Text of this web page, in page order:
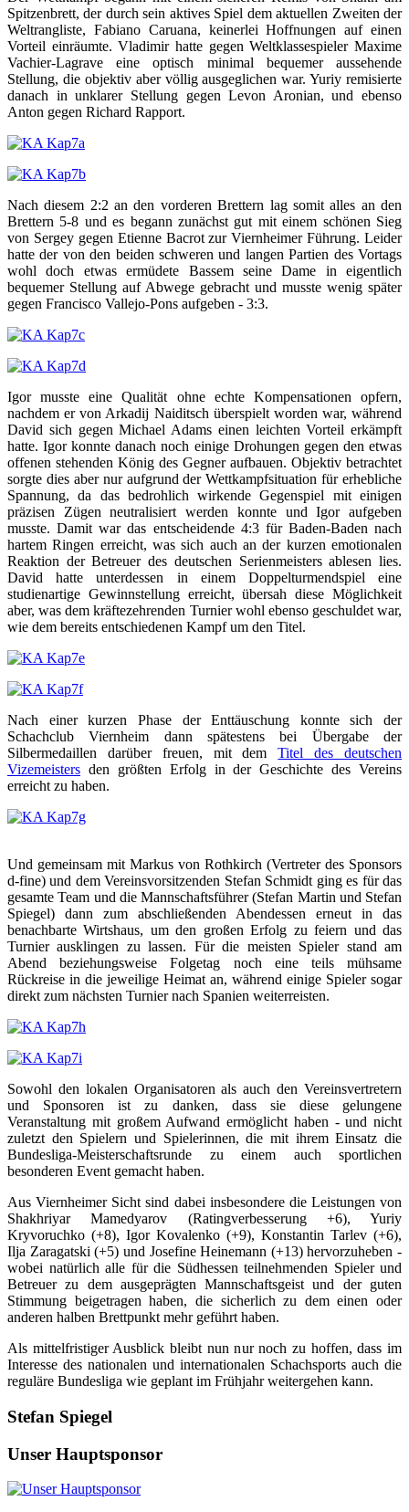
Spitzenbrett, der durch sein aktives Spiel dem aktuellen Zweiten der
Weltrangliste, Fabiano Caruana, keinerlei Hoffnungen auf einen
Vorteil einräumte. Vladimir hatte gegen Weltklassespieler Maxime
Vachier-Lagrave eine optisch minimal bequemer aussehende
Stellung, die objektiv aber völlig ausgeglichen war. Yuriy remisierte
danach in unklarer Stellung gegen Levon Aronian, und ebenso
Anton gegen Richard Rapport.
Nach diesem 2:2 an den vorderen Brettern lag somit alles an den
Brettern 5-8 und es begann zunächst gut mit einem schönen Sieg
von Sergey gegen Etienne Bacrot zur Viernheimer Führung. Leider
hatte der von den beiden schweren und langen Partien des Vortags
wohl doch etwas ermüdete Bassem seine Dame in eigentlich
bequemer Stellung auf Abwege gebracht und musste wenig später
gegen Francisco Vallejo-Pons aufgeben - 3:3.
Igor musste eine Qualität ohne echte Kompensationen opfern,
nachdem er von Arkadij Naiditsch überspielt worden war, während
David sich gegen Michael Adams einen leichten Vorteil erkämpft
hatte. Igor konnte danach noch einige Drohungen gegen den etwas
offenen stehenden König des Gegner aufbauen. Objektiv betrachtet
sorgte dies aber nur aufgrund der Wettkampfsituation für erhebliche
Spannung, da das bedrohlich wirkende Gegenspiel mit einigen
präzisen Zügen neutralisiert werden konnte und Igor aufgeben
musste. Damit war das entscheidende 4:3 für Baden-Baden nach
hartem Ringen erreicht, was sich auch an der kurzen emotionalen
Reaktion der Betreuer des deutschen Serienmeisters ablesen lies.
David hatte unterdessen in einem Doppelturmendspiel eine
studienartige Gewinnstellung erreicht, übersah diese Möglichkeit
aber, was dem kräftezehrenden Turnier wohl ebenso geschuldet war,
wie dem bereits entschiedenen Kampf um den Titel.
Nach einer kurzen Phase der Enttäuschung konnte sich der
Schachclub Viernheim dann spätestens bei Übergabe der
Silbermedaillen darüber freuen, mit demTitel des deutschen
Vizemeisters den größten Erfolg in der Geschichte des Vereins
erreicht zu haben.
Und gemeinsam mit Markus von Rothkirch (Vertreter des Sponsors
d-fine) und dem Vereinsvorsitzenden Stefan Schmidt ging es für das
gesamte Team und die Mannschaftsführer (Stefan Martin und Stefan
Spiegel) dann zum abschließenden Abendessen erneut in das
benachbarte Wirtshaus, um den großen Erfolg zu feiern und das
Turnier ausklingen zu lassen. Für die meisten Spieler stand am
Abend beziehungsweise Folgetag noch eine teils mühsame
Rückreise in die jeweilige Heimat an, während einige Spieler sogar
direkt zum nächsten Turnier nach Spanien weiterreisten.
Sowohl den lokalen Organisatoren als auch den Vereinsvertretern
und Sponsoren ist zu danken, dass sie diese gelungene
Veranstaltung mit großem Aufwand ermöglicht haben - und nicht
zuletzt den Spielern und Spielerinnen, die mit ihrem Einsatz die
Bundesliga-Meisterschaftsrunde zu einem auch sportlichen
besonderen Event gemacht haben.
Aus Viernheimer Sicht sind dabei insbesondere die Leistungen von
Shakhriyar Mamedyarov (Ratingverbesserung +6), Yuriy
Kryvoruchko (+8), Igor Kovalenko (+9), Konstantin Tarlev (+6),
Ilja Zaragatski (+5) und Josefine Heinemann (+13) hervorzuheben -
wobei natürlich alle für die Südhessen teilnehmenden Spieler und
Betreuer zu dem ausgeprägten Mannschaftsgeist und der guten
Stimmung beigetragen haben, die sicherlich zu dem einen oder
anderen halben Brettpunkt mehr geführt haben.
Als mittelfristiger Ausblick bleibt nun nur noch zu hoffen, dass im
Interesse des nationalen und internationalen Schachsports auch die
reguläre Bundesliga wie geplant im Frühjahr weitergehen kann.
Stefan Spiegel
Unser Hauptsponsor